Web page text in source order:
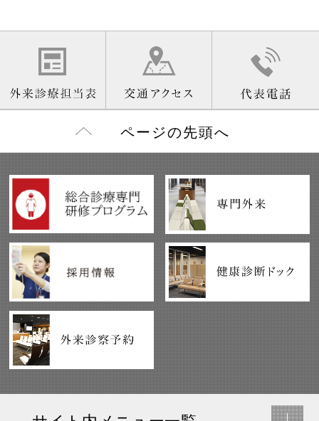
ページの先頭へ